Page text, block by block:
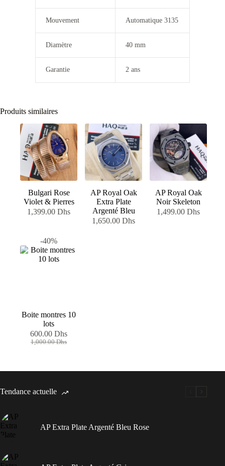
Mouvement Automatique 3135
Diamètre 40 mm
Garantie 2 ans
Produits similaires
Bulgari Rose
Violet & Pierres
1,399.00Dhs
AP Royal Oak
Extra Plate
Argenté Bleu
1,650.00Dhs
AP Royal Oak
Noir Skeleton
1,499.00Dhs
-40%
Boite montres 10
lots
1,000.00Dhs
Le
600.00Dhs
Le
Tendance actuelle
AP Extra Plate Argenté Bleu Rose